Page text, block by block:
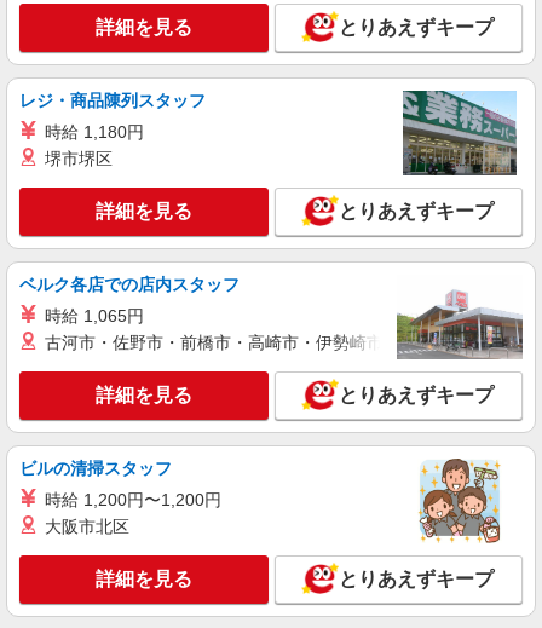
詳細を見る とりあえずキープ
レジ・商品陳列スタッフ
時給 1,180円
堺市堺区
詳細を見る とりあえずキープ
ベルク各店での店内スタッフ
時給 1,065円
古河市・佐野市・前橋市・高崎市・伊勢崎市・太田市・館林市
詳細を見る とりあえずキープ
ビルの清掃スタッフ
時給 1,200円〜1,200円
大阪市北区
詳細を見る とりあえずキープ